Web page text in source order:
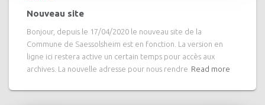
Nouveau site
Bonjour, depuis le 17/04/2020 le nouveau site de la
Commune de Saessolsheim est en fonction. La version en
ligne ici restera active un certain temps pour accès aux
archives. La nouvelle adresse pour nous rendre Read more